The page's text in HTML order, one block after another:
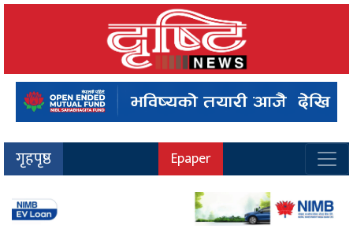
गृहपृष्ठ Epaper